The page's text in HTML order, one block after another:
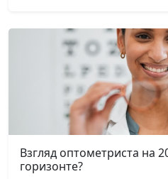
Взгляд оптометриста на
горизонте?